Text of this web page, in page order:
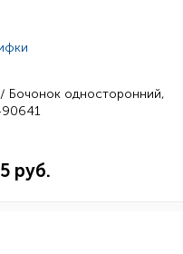
Бочонок односторонний,
руб.